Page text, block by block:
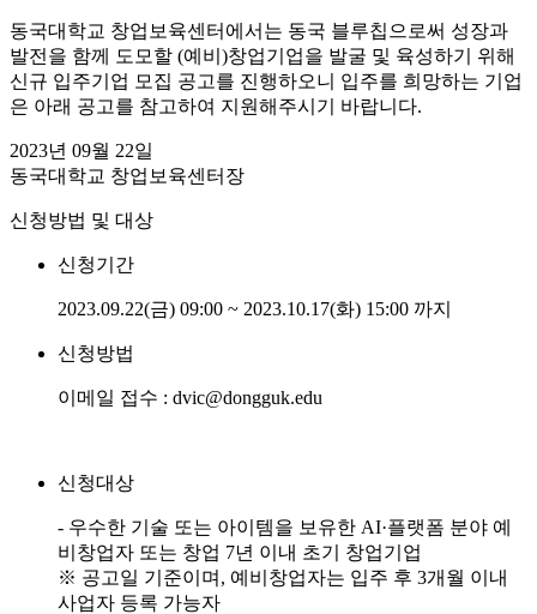
동국대학교 창업보육센터에서는 동국 블루칩으로써 성장과
발전을 함께 도모할 (예비)창업기업을 발굴 및 육성하기 위해
신규 입주기업 모집 공고를 진행하오니 입주를 희망하는 기업
은 아래 공고를 참고하여 지원해주시기 바랍니다.
2023년 09월 22일
동국대학교 창업보육센터장
신청방법 및 대상
신청기간
2023.09.22(금) 09:00 ~ 2023.10.17(화) 15:00 까지
신청방법
이메일 접수 : dvic@dongguk.edu
신청대상
- 우수한 기술 또는 아이템을 보유한 AI·플랫폼 분야 예
비창업자 또는 창업 7년 이내 초기 창업기업
※ 공고일 기준이며, 예비창업자는 입주 후 3개월 이내
사업자 등록 가능자